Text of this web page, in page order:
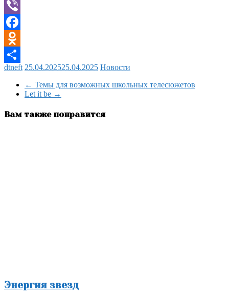
Telegram
Viber
Facebook
Odnoklassniki
Отправить
dtneft 25.04.202525.04.2025 Новости
← Темы для возможных школьных телесюжетов
Let it be →
Вам также понравится
Энергия звезд